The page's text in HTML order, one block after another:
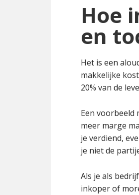
Hoe
en
Het is een
makkelijke
20% van de
Een voorbeeld
meer marge
je verdiend,
je niet de
Als je als
inkoper of